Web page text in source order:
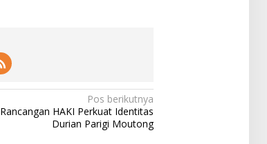
Pos berikutnya
Rancangan HAKI Perkuat Identitas
Durian Parigi Moutong